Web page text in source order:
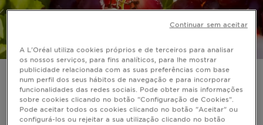
4 dias de hidratação
intensa e brilho
A L'Oréal utiliza cookies próprios e de terceiros para analisar
os nossos serviços, para fins analíticos, para lhe mostrar
publicidade relacionada com as suas preferências com base
num perfil dos seus hábitos de navegação e para incorporar
funcionalidades das redes sociais. Pode obter mais informações
sobre cookies clicando no botão "Configuração de Cookies".
Pode aceitar todos os cookies clicando no botão "Aceitar" ou
configurá-los ou rejeitar a sua utilização clicando no botão
Continuar sem aceitar